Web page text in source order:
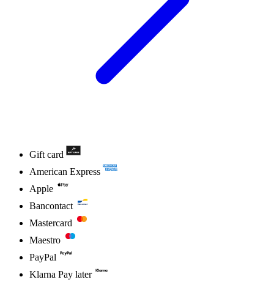
Gift card
American Express
Apple
Bancontact
Mastercard
Maestro
PayPal
Klarna Pay later